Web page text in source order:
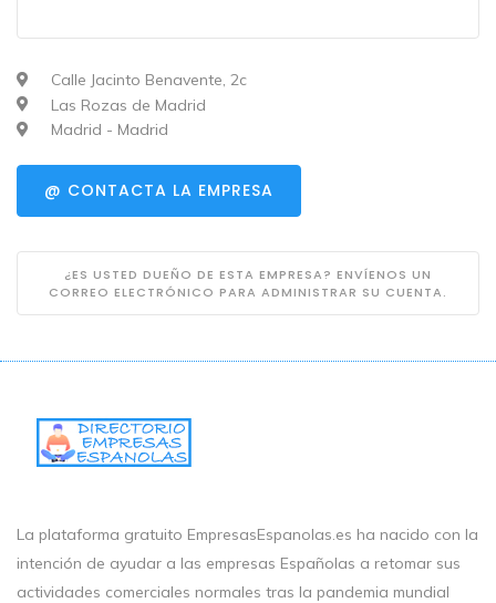
Calle Jacinto Benavente, 2c
Las Rozas de Madrid
Madrid - Madrid
@ CONTACTA LA EMPRESA
¿ES USTED DUEÑO DE ESTA EMPRESA? ENVÍENOS UN
CORREO ELECTRÓNICO PARA ADMINISTRAR SU CUENTA.
La plataforma gratuito EmpresasEspanolas.es ha nacido con la
intención de ayudar a las empresas Españolas a retomar sus
actividades comerciales normales tras la pandemia mundial